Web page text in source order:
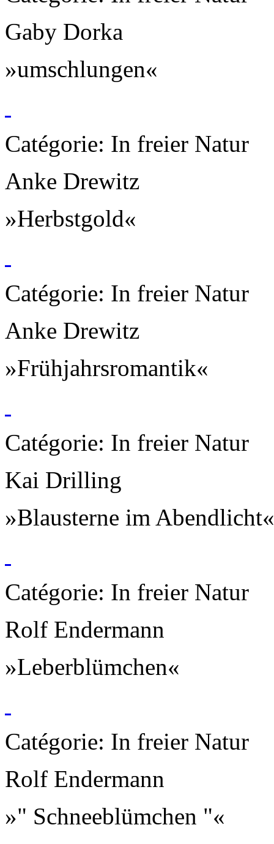
Gaby Dorka
»umschlungen«
Catégorie: In freier Natur
Anke Drewitz
»Herbstgold«
Catégorie: In freier Natur
Anke Drewitz
»Frühjahrsromantik«
Catégorie: In freier Natur
Kai Drilling
»Blausterne im Abendlicht«
Catégorie: In freier Natur
Rolf Endermann
»Leberblümchen«
Catégorie: In freier Natur
Rolf Endermann
»" Schneeblümchen "«